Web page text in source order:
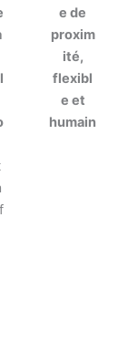
e de
proxim
ité,
flexibl
e et
humain